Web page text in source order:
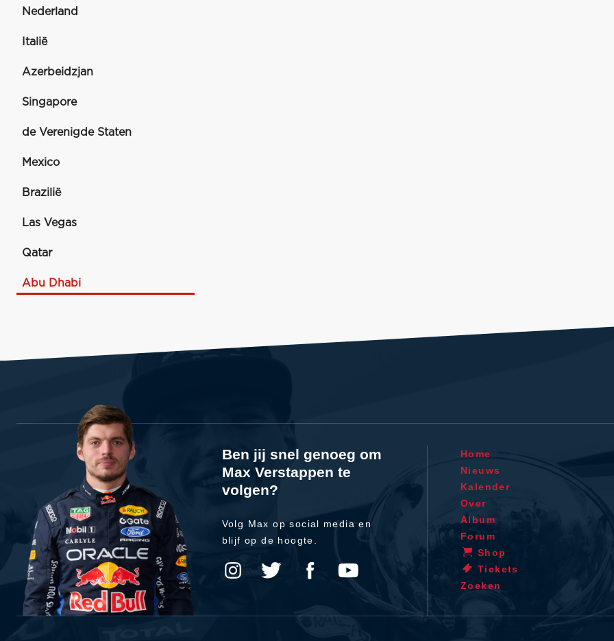
Nederland
Italië
Azerbeidzjan
Singapore
de Verenigde Staten
Mexico
Brazilië
Las Vegas
Qatar
Abu Dhabi
Ben jij snel genoeg om
Max Verstappen te
volgen?
Volg Max op social media en
blijf op de hoogte.
Home
Nieuws
Kalender
Over
Album
Forum
Shop
Tickets
Zoeken